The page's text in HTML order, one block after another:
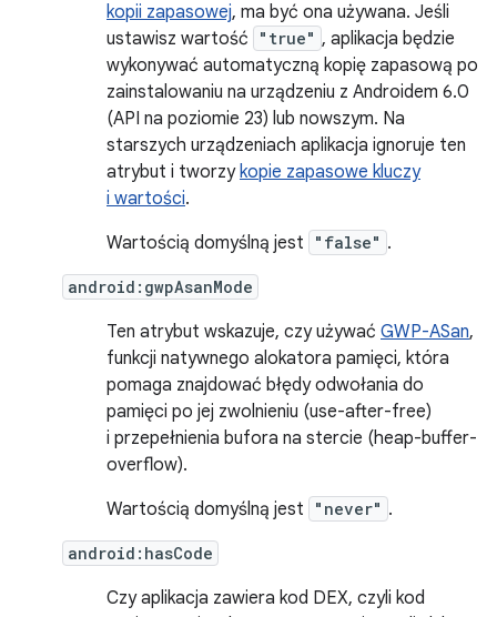
kopii zapasowej, ma być ona używana. Jeśli
ustawisz wartość
"true" , aplikacja będzie
wykonywać automatyczną kopię zapasową po
zainstalowaniu na urządzeniu z Androidem 6.0
(API na poziomie 23) lub nowszym. Na
starszych urządzeniach aplikacja ignoruje ten
atrybut i tworzykopie zapasowe kluczy
i wartości.
Wartością domyślną jest
"false" .
android:gwpAsanMode
Ten atrybut wskazuje, czy używać GWP-ASan,
funkcji natywnego alokatora pamięci, która
pomaga znajdować błędy odwołania do
pamięci po jej zwolnieniu (use-after-free)
i przepełnienia bufora na stercie (heap-buffer-
overflow).
Wartością domyślną jest
"never" .
android:hasCode
Czy aplikacja zawiera kod DEX, czyli kod